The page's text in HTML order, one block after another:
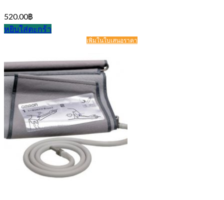
520.00฿
หยิบใส่ตะกร้า
เพิ่มในใบเสนอราคา